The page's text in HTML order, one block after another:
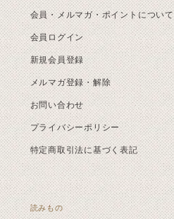
会員・メルマガ・ポイントについて
会員ログイン
新規会員登録
メルマガ登録・解除
お問い合わせ
プライバシーポリシー
特定商取引法に基づく表記
読みもの